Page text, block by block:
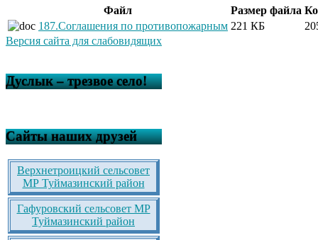
Файл Размер файла
187.Соглашения по противопожарным 221 КБ
Версия сайта для слабовидящих
Дуслык – трезвое село!
Сайты наших друзей
Верхнетроицкий сельсовет
МР Туймазинский район
Гафуровский сельсовет МР
Туймазинский район